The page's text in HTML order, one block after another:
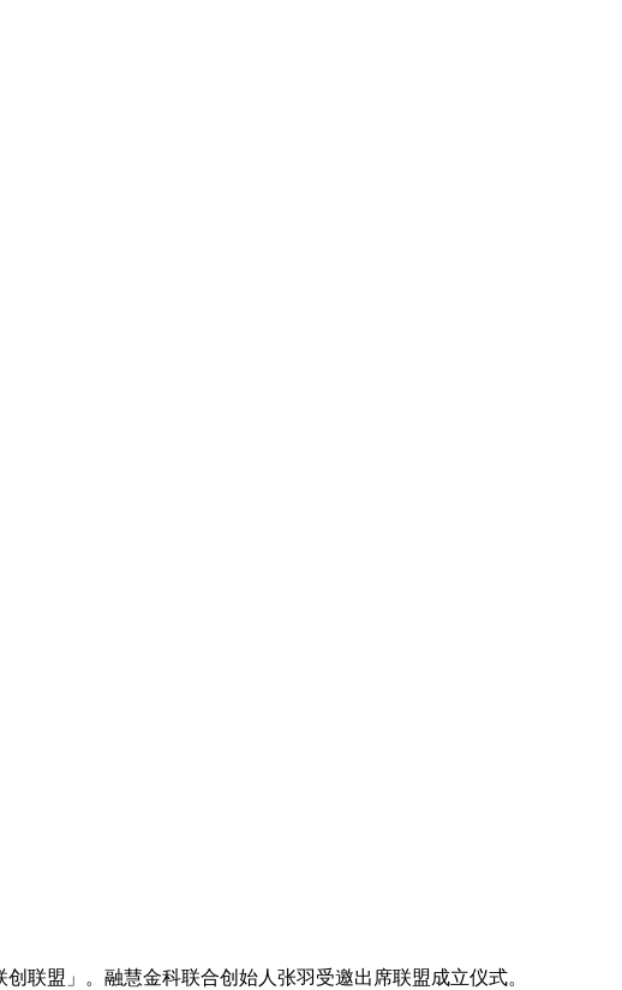
联盟」。融慧金科联合创始人张羽受邀出席联盟成立仪式。